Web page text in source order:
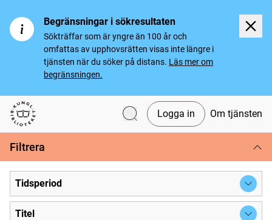
Begränsningar i sökresultaten
Sökträffar som är yngre än 100 år och
omfattas av upphovsrätten visas inte längre i
tjänsten när du söker på distans. Läs mer om
begränsningen.
Svenska tidningar
Logga in Om tjänsten
Filtrera
Tidsperiod
Titel